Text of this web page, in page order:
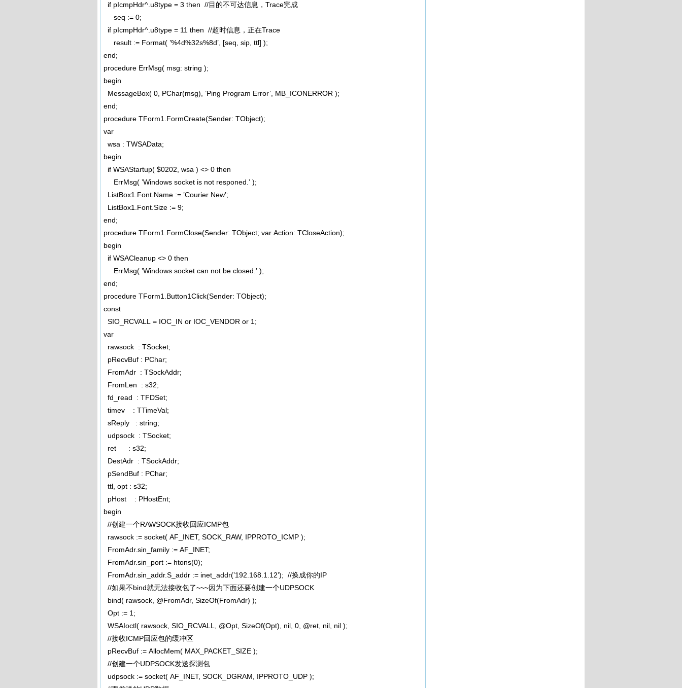
if pIcmpHdr^.u8type = 3 then //目的不可达信息，Trace完成
seq := 0;
if pIcmpHdr^.u8type = 11 then //超时信息，正在Trace
result := Format( ’%4d%32s%8d’, [seq, sip, ttl] );
end;
procedure ErrMsg( msg: string );
begin
MessageBox( 0, PChar(msg), ’Ping Program Error’, MB_ICONERROR );
end;
procedure TForm1.FormCreate(Sender: TObject);
var
wsa : TWSAData;
begin
if WSAStartup( $0202, wsa ) <> 0 then
ErrMsg( ’Windows socket is not responed.’ );
ListBox1.Font.Name := ’Courier New’;
ListBox1.Font.Size := 9;
end;
procedure TForm1.FormClose(Sender: TObject; var Action: TCloseAction);
begin
if WSACleanup <> 0 then
ErrMsg( ’Windows socket can not be closed.’ );
end;
procedure TForm1.Button1Click(Sender: TObject);
const
SIO_RCVALL = IOC_IN or IOC_VENDOR or 1;
var
rawsock : TSocket;
pRecvBuf : PChar;
FromAdr : TSockAddr;
FromLen : s32;
fd_read : TFDSet;
timev : TTimeVal;
sReply : string;
udpsock : TSocket;
ret : s32;
DestAdr : TSockAddr;
pSendBuf : PChar;
ttl, opt : s32;
pHost : PHostEnt;
begin
//创建一个RAWSOCK接收回应ICMP包
rawsock := socket( AF_INET, SOCK_RAW, IPPROTO_ICMP );
FromAdr.sin_family := AF_INET;
FromAdr.sin_port := htons(0);
FromAdr.sin_addr.S_addr := inet_addr(’192.168.1.12’); //换成你的IP
//如果不bind就无法接收包了~~~因为下面还要创建一个UDPSOCK
bind( rawsock, @FromAdr, SizeOf(FromAdr) );
Opt := 1;
WSAIoctl( rawsock, SIO_RCVALL, @Opt, SizeOf(Opt), nil, 0, @ret, nil, nil );
//接收ICMP回应包的缓冲区
pRecvBuf := AllocMem( MAX_PACKET_SIZE );
//创建一个UDPSOCK发送探测包
udpsock := socket( AF_INET, SOCK_DGRAM, IPPROTO_UDP );